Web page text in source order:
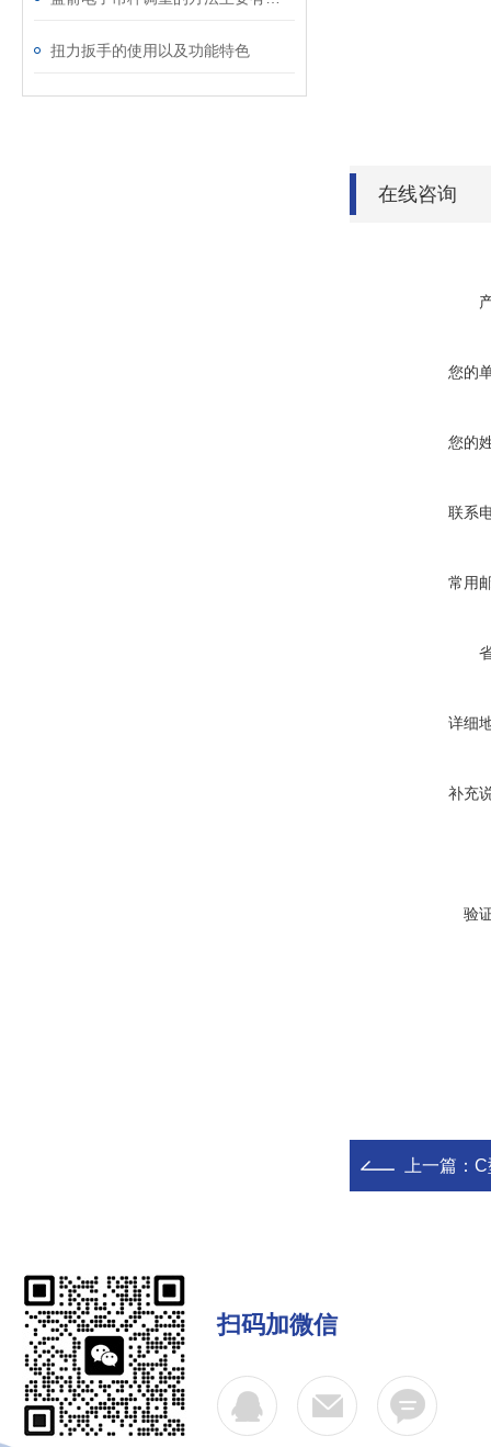
扭力扳手的使用以及功能特色
在线咨询
您的
您的
联系
常用
详细
补充
验
上一篇： C
扫码加微信